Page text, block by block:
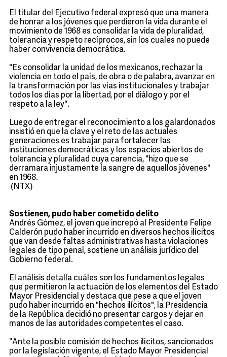
El titular del Ejecutivo federal expresó que una manera
de honrar a los jóvenes que perdieron la vida durante el
movimiento de 1968 es consolidar la vida de pluralidad,
tolerancia y respeto recíprocos, sin los cuales no puede
haber convivencia democrática.
"Es consolidar la unidad de los mexicanos, rechazar la
violencia en todo el país, de obra o de palabra, avanzar en
la transformación por las vías institucionales y trabajar
todos los días por la libertad, por el diálogo y por el
respeto a la ley".
Luego de entregar el reconocimiento a los galardonados
insistió en que la clave y el reto de las actuales
generaciones es trabajar para fortalecer las
instituciones democráticas y los espacios abiertos de
tolerancia y pluralidad cuya carencia, "hizo que se
derramara injustamente la sangre de aquellos jóvenes"
en 1968.
(NTX)
Sostienen, pudo haber cometido delito
Andrés Gómez, el joven que increpó al Presidente Felipe
Calderón pudo haber incurrido en diversos hechos ilícitos
que van desde faltas administrativas hasta violaciones
legales de tipo penal, sostiene un análisis jurídico del
Gobierno federal.
El análisis detalla cuáles son los fundamentos legales
que permitieron la actuación de los elementos del Estado
Mayor Presidencial y destaca que pese a que el joven
pudo haber incurrido en "hechos ilícitos", la Presidencia
de la República decidió no presentar cargos y dejar en
manos de las autoridades competentes el caso.
"Ante la posible comisión de hechos ilícitos, sancionados
por la legislación vigente, el Estado Mayor Presidencial